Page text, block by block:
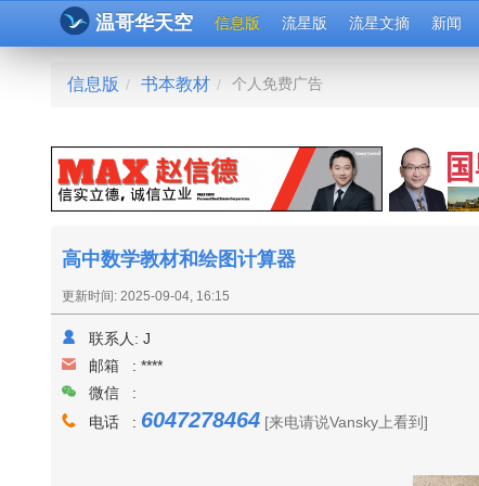
温哥华天空 信息版 流星版 流星文摘 新闻
信息版 / 书本教材 / 个人免费广告
高中数学教材和绘图计算器
更新时间: 2025-09-04, 16:15
联系人: J
邮箱 : ****
微信 :
电话 : 6047278464 [来电请说Vansky上看到]